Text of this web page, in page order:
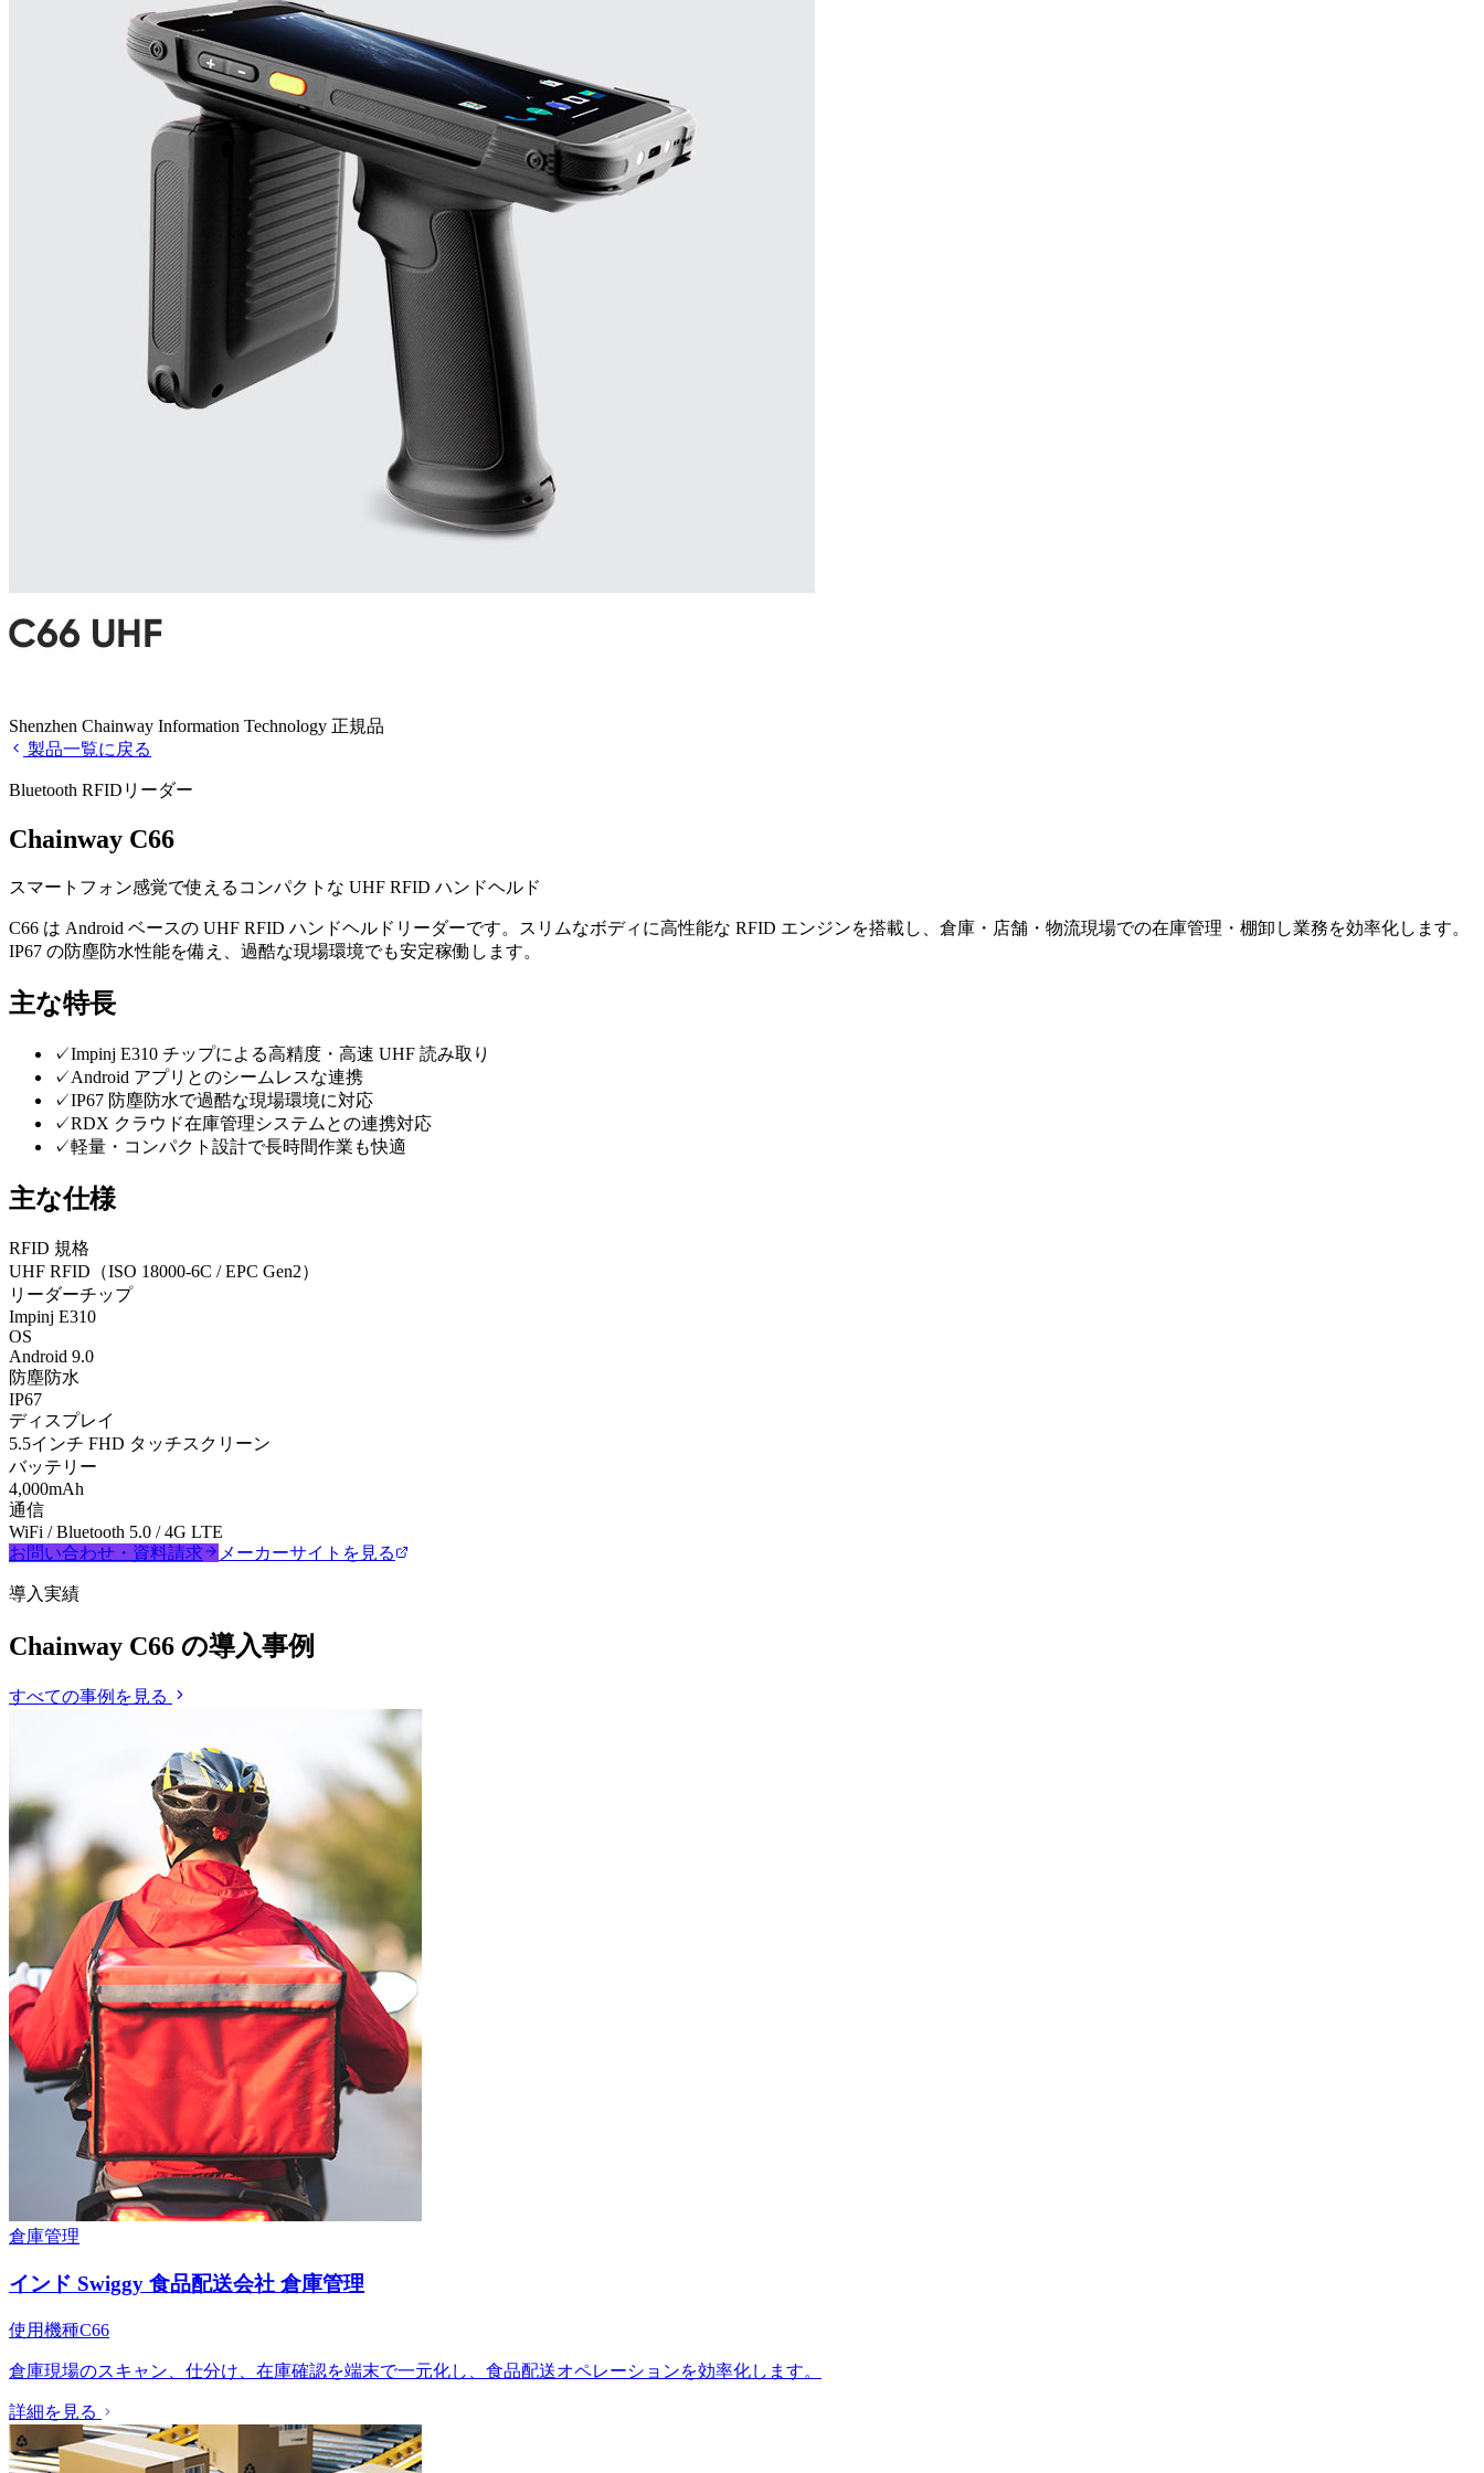
Shenzhen Chainway Information Technology 正規品
製品一覧に戻る
Bluetooth RFIDリーダー
Chainway C66
スマートフォン感覚で使えるコンパクトな UHF RFID ハンドヘルド
C66 は Android ベースの UHF RFID ハンドヘルドリーダーです。スリムなボディに高性能な RFID エンジンを搭載し、倉庫・店舗・物流現場での在庫管理・棚卸し業務を効率化します。
IP67 の防塵防水性能を備え、過酷な現場環境でも安定稼働します。
主な特長
✓Impinj E310 チップによる高精度・高速 UHF 読み取り
✓Android アプリとのシームレスな連携
✓IP67 防塵防水で過酷な現場環境に対応
✓RDX クラウド在庫管理システムとの連携対応
✓軽量・コンパクト設計で長時間作業も快適
主な仕様
RFID 規格
UHF RFID（ISO 18000-6C / EPC Gen2）
リーダーチップ
Impinj E310
OS
Android 9.0
防塵防水
IP67
ディスプレイ
5.5インチ FHD タッチスクリーン
バッテリー
4,000mAh
通信
WiFi / Bluetooth 5.0 / 4G LTE
お問い合わせ・資料請求
メーカーサイトを見る
導入実績
Chainway C66 の導入事例
すべての事例を見る
倉庫管理
インド Swiggy 食品配送会社 倉庫管理
使用機種C66
倉庫現場のスキャン、仕分け、在庫確認を端末で一元化し、食品配送オペレーションを効率化します。
詳細を見る